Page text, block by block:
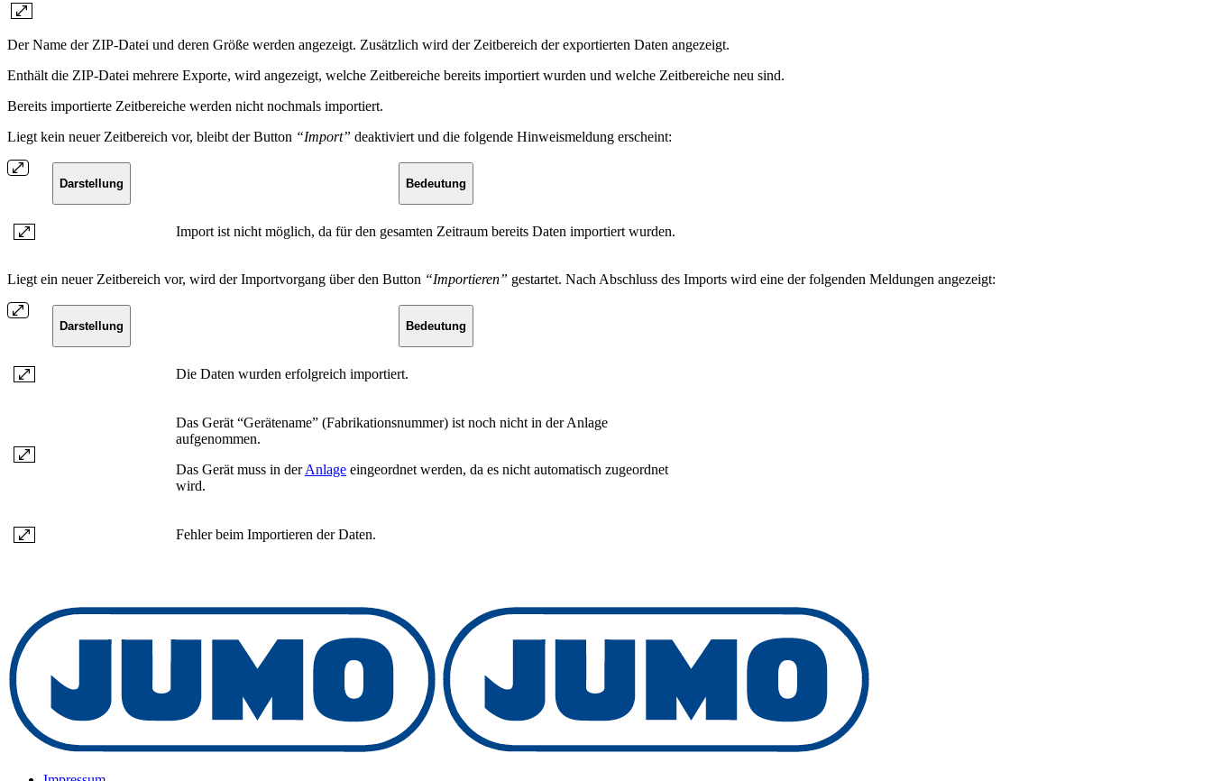
Der Name der ZIP-Datei und deren Größe werden angezeigt. Zusätzlich wird der Zeitbereich der exportierten Daten angezeigt.
Enthält die ZIP-Datei mehrere Exporte, wird angezeigt, welche Zeitbereiche bereits importiert wurden und welche Zeitbereiche neu sind.
Bereits importierte Zeitbereiche werden nicht nochmals importiert.
Liegt kein neuer Zeitbereich vor, bleibt der Button “Import” deaktiviert und die folgende Hinweismeldung erscheint:
Darstellung Bedeutung
Import ist nicht möglich, da für den gesamten Zeitraum bereits Daten importiert wurden.
Liegt ein neuer Zeitbereich vor, wird der Importvorgang über den Button “Importieren” gestartet. Nach Abschluss des Imports wird eine der folgenden Meldungen angezeigt:
Darstellung Bedeutung
Die Daten wurden erfolgreich importiert.
Das Gerät “Gerätename” (Fabrikationsnummer) ist noch nicht in der Anlage
aufgenommen.
Das Gerät muss in derAnlage eingeordnet werden, da es nicht automatisch zugeordnet
wird.
Fehler beim Importieren der Daten.